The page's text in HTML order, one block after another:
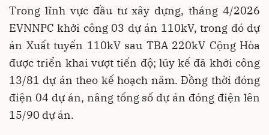
Trong lĩnh vực đầu tư xây dựng, tháng 4/2026
EVNNPC khởi công 03 dự án 110kV, trong đó dự
án Xuất tuyến 110kV sau TBA 220kV Cộng Hòa
được triển khai vượt tiến độ; lũy kế đã khởi công
13/81 dự án theo kế hoạch năm. Đồng thời đóng
điện 04 dự án, nâng tổng số dự án đóng điện lên
15/90 dự án.